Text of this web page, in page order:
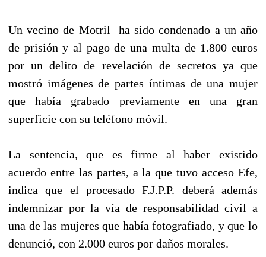
Un vecino de Motril ha sido condenado a un año
de prisión y al pago de una multa de 1.800 euros
por un delito de revelación de secretos ya que
mostró imágenes de partes íntimas de una mujer
que había grabado previamente en una gran
superficie con su teléfono móvil.
La sentencia, que es firme al haber existido
acuerdo entre las partes, a la que tuvo acceso Efe,
indica que el procesado F.J.P.P. deberá además
indemnizar por la vía de responsabilidad civil a
una de las mujeres que había fotografiado, y que lo
denunció, con 2.000 euros por daños morales.